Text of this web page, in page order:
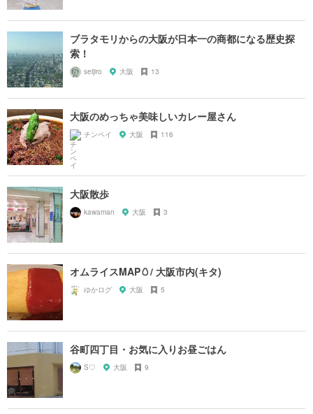
ブラタモリからの大阪が日本一の商都になる歴史探
索！
seijiro 大阪 13
大阪のめっちゃ美味しいカレー屋さん
チンペイ 大阪 116
大阪散歩
kawaman 大阪 3
オムライスMAP🥚/ 大阪市内(キタ)
ゆかログ 大阪 5
谷町四丁目・お気に入りお昼ごはん
S♡ 大阪 9